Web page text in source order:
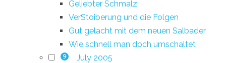
Geliebter Schmalz
VerStoiberung und die Folgen
Gut gelacht mit dem neuen Salbader
Wie schnell man doch umschaltet
9 July 2005